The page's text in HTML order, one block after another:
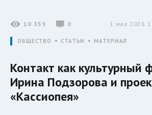
10 359 0 1 мая 2026
ОБЩЕСТВО СТАТЬИ МАТЕРИАЛ
Контакт как культурный
Ирина Подзорова и
«Кассиопея»